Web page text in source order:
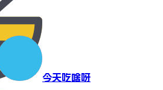
今天吃啥呀